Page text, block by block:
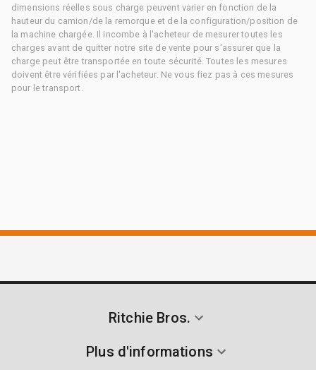
dimensions réelles sous charge peuvent varier en fonction de la
hauteur du camion/de la remorque et de la configuration/position de
la machine chargée. Il incombe à l'acheteur de mesurer toutes les
charges avant de quitter notre site de vente pour s'assurer que la
charge peut être transportée en toute sécurité. Toutes les mesures
doivent être vérifiées par l'acheteur. Ne vous fiez pas à ces mesures
pour le transport.
Ritchie Bros.
Plus d'informations